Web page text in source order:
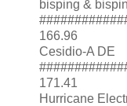
bisping & bispin
166.96
Cesidio-A DE
171.41
Hurricane